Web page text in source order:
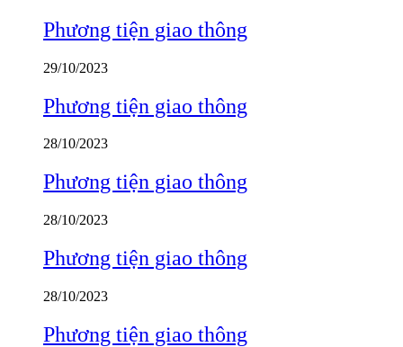
Phương tiện giao thông
29/10/2023
Phương tiện giao thông
28/10/2023
Phương tiện giao thông
28/10/2023
Phương tiện giao thông
28/10/2023
Phương tiện giao thông